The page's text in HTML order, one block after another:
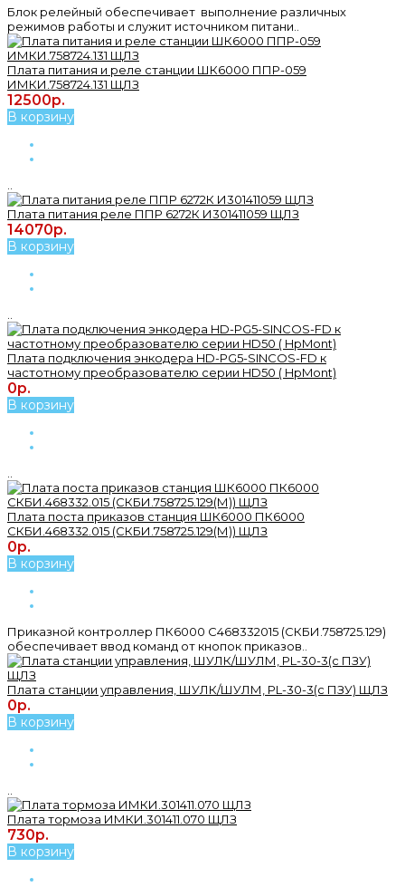
Блок релейный обеспечивает выполнение различных
режимов работы и служит источником питани..
Плата питания и реле станции ШК6000 ППР-059
ИМКИ.758724.131 ЩЛЗ
12500р.
В корзину
Плата питания реле ППР 6272К И301411059 ЩЛЗ
14070р.
В корзину
Плата подключения энкодера HD-PG5-SINCOS-FD к
частотному преобразователю серии HD50 ( HpMont)
0р.
В корзину
Плата поста приказов станция ШК6000 ПК6000
СКБИ.468332.015 (СКБИ.758725.129(М)) ЩЛЗ
0р.
В корзину
Приказной контроллер ПК6000 С468332015 (СКБИ.758725.129)
обеспечивает ввод команд от кнопок приказов..
Плата станции управления, ШУЛК/ШУЛМ, PL-30-3(с ПЗУ) ЩЛЗ
0р.
В корзину
Плата тормоза ИМКИ.301411.070 ЩЛЗ
730р.
В корзину